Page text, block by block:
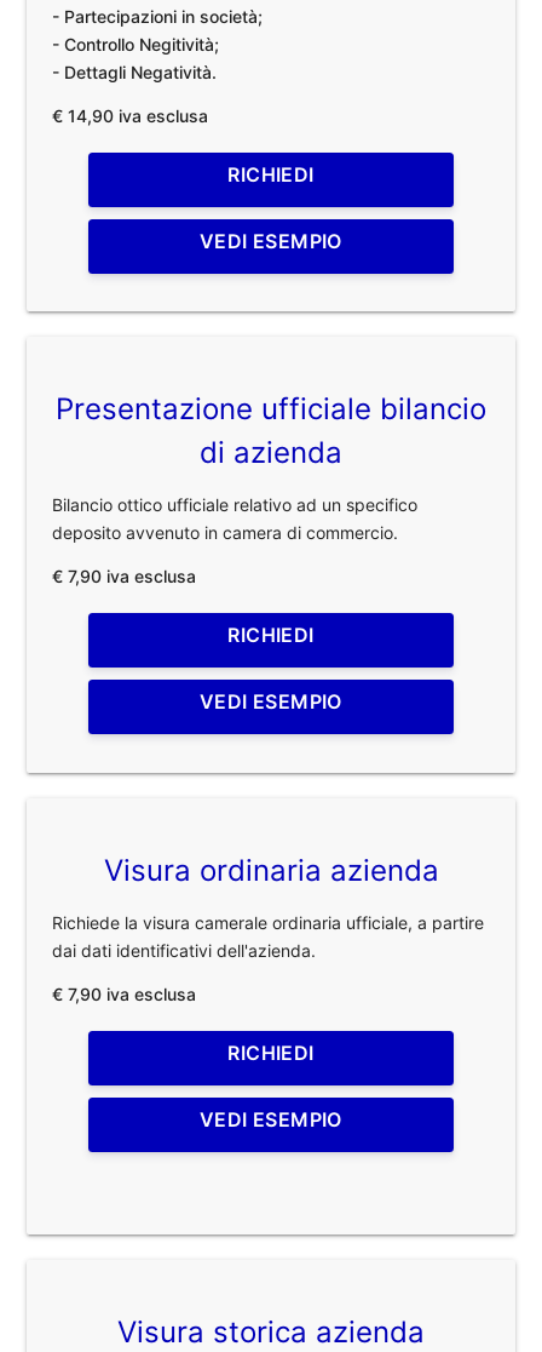
- Partecipazioni in società;
- Controllo Negitività;
- Dettagli Negatività.
€ 14,90 iva esclusa
RICHIEDI
VEDI ESEMPIO
Presentazione ufficiale bilancio
di azienda
Bilancio ottico ufficiale relativo ad un specifico
deposito avvenuto in camera di commercio.
€ 7,90 iva esclusa
RICHIEDI
VEDI ESEMPIO
Visura ordinaria azienda
Richiede la visura camerale ordinaria ufficiale, a partire
dai dati identificativi dell'azienda.
€ 7,90 iva esclusa
RICHIEDI
VEDI ESEMPIO
Visura storica azienda